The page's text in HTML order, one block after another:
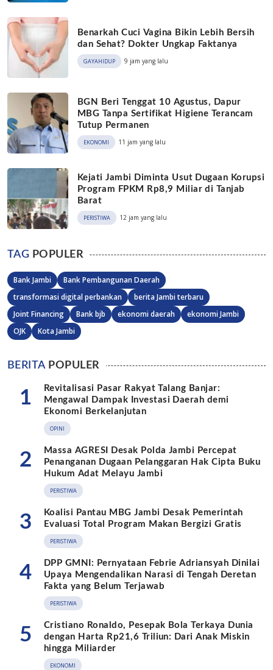
Benarkah Cuci Vagina Bikin Lebih Bersih
dan Sehat? Dokter Ungkap Faktanya
GAYAHIDUP 9 jam yang lalu
BGN Beri Tenggat 10 Agustus, Dapur
MBG Tanpa Sertifikat Higiene Terancam
Tutup Permanen
EKONOMI 11 jam yang lalu
Kejati Jambi Diminta Usut Dugaan Korupsi
Program FPKM Rp8,9 Miliar di Tanjab
Barat
PERISTIWA 12 jam yang lalu
TAG POPULER
Bank Jambi
Bank Pembangunan Daerah
transformasi digital perbankan
berita Jambi terbaru
Joint Financing
Bank bjb ekonomi daerah
ekonomi Jambi
OJK
Kota Jambi
BERITAPOPULER
1
Revitalisasi Pasar Rakyat Talang Banjar:
Mengawal Dampak Investasi Daerah demi
Ekonomi Berkelanjutan
OPINI
2
Massa AGRESI Desak Polda Jambi Percepat
Penanganan Dugaan Pelanggaran Hak Cipta Buku
Hukum Adat Melayu Jambi
PERISTIWA
3
Koalisi Pantau MBG Jambi Desak Pemerintah
Evaluasi Total Program Makan Bergizi Gratis
PERISTIWA
4
DPP GMNI: Pernyataan Febrie Adriansyah Dinilai
Upaya Mengendalikan Narasi di Tengah Deretan
Fakta yang Belum Terjawab
PERISTIWA
5
Cristiano Ronaldo, Pesepak Bola Terkaya Dunia
dengan Harta Rp21,6 Triliun: Dari Anak Miskin
hingga Miliarder
EKONOMI